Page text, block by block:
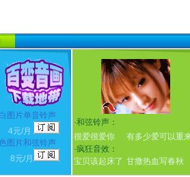
图片单音铃声
4元/月
图片和弦铃声
8元/月
·和弦铃声：
很爱很爱你
有多少爱可以重
·疯狂音效：
宝贝该起床了 甘撒热血写春秋